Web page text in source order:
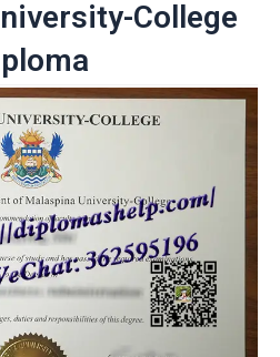
College